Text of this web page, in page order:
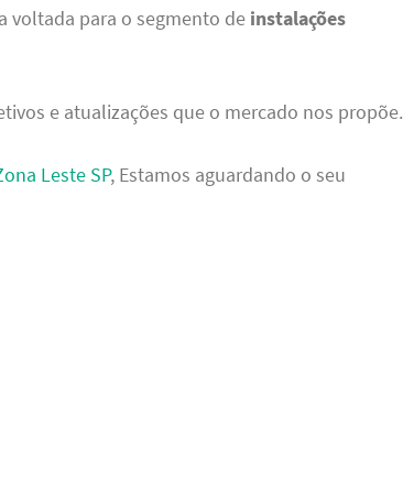
voltada para o segmento de instalações
e atualizações que o mercado nos propõe.
Leste SP, Estamos aguardando o seu